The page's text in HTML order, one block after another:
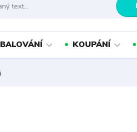
KOUPÁNÍ